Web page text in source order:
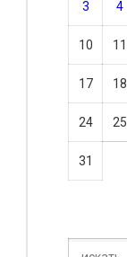
3 4
10 11
17 18
24 25
31